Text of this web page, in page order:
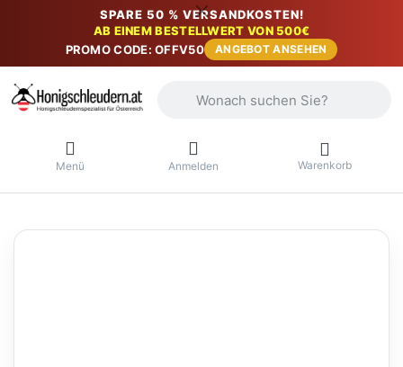
SPARE 50 % VERSANDKOSTEN!
AB EINEM BESTELLWERT VON 500€
PROMO CODE: OFFV50
ANGEBOT ANSEHEN
Menü Anmelden Warenkorb